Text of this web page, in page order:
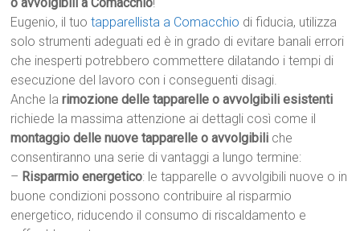
Eugenio, il tuotapparellista a Comacchio di fiducia, utilizza
solo strumenti adeguati ed è in grado di evitare banali errori
che inesperti potrebbero commettere dilatando i tempi di
esecuzione del lavoro con i conseguenti disagi.
Anche larimozione delle tapparelle o avvolgibili esistenti
richiede la massima attenzione ai dettagli così come il
montaggio delle nuove tapparelle o avvolgibili che
consentiranno una serie di vantaggi a lungo termine:
– Risparmio energetico: le tapparelle o avvolgibili nuove o in
buone condizioni possono contribuire al risparmio
energetico, riducendo il consumo di riscaldamento e